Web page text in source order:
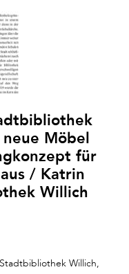
Möbel
für
/ Katrin
Willich
Willich,